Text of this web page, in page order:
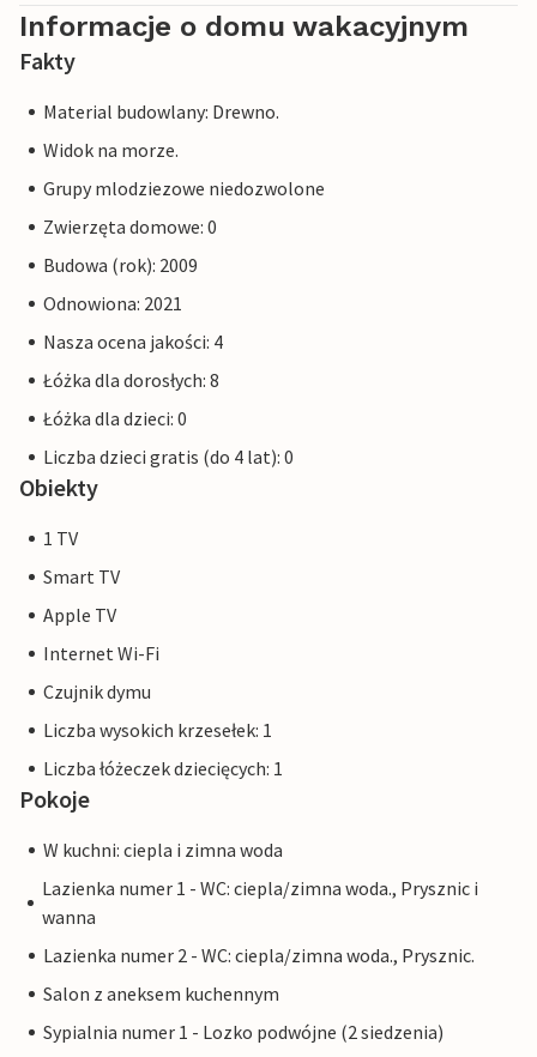
Informacje o domu wakacyjnym
Fakty
Material budowlany: Drewno.
Widok na morze.
Grupy mlodziezowe niedozwolone
Zwierzęta domowe: 0
Budowa (rok): 2009
Odnowiona: 2021
Nasza ocena jakości: 4
Łóżka dla dorosłych: 8
Łóżka dla dzieci: 0
Liczba dzieci gratis (do 4 lat): 0
Obiekty
1 TV
Smart TV
Apple TV
Internet Wi-Fi
Czujnik dymu
Liczba wysokich krzesełek: 1
Liczba łóżeczek dziecięcych: 1
Pokoje
W kuchni: ciepla i zimna woda
Lazienka numer 1 - WC: ciepla/zimna woda., Prysznic i
wanna
Lazienka numer 2 - WC: ciepla/zimna woda., Prysznic.
Salon z aneksem kuchennym
Sypialnia numer 1 - Lozko podwójne (2 siedzenia)